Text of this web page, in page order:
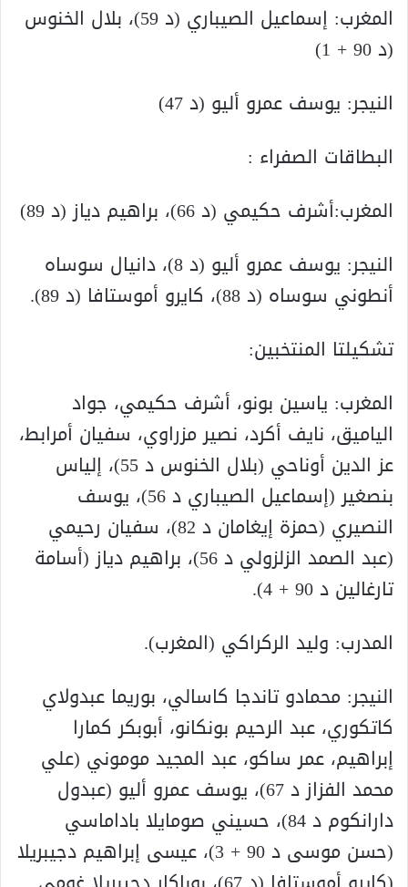
المغرب: إسماعيل الصيباري (د 59)، بلال الخنوس
(د 90 + 1)
النيجر: يوسف عمرو أليو (د 47)
البطاقات الصفراء :
المغرب:أشرف حكيمي (د 66)، براهيم دياز (د 89)
النيجر: يوسف عمرو أليو (د 8)، دانيال سوساه
أنطوني سوساه (د 88)، كايرو أموستافا (د 89).
تشكيلتا المنتخبين:
المغرب: ياسين بونو، أشرف حكيمي، جواد
الياميق، نايف أكرد، نصير مزراوي، سفيان أمرابط،
عز الدين أوناحي (بلال الخنوس د 55)، إلياس
بنصغير (إسماعيل الصيباري د 56)، يوسف
النصيري (حمزة إيغامان د 82)، سفيان رحيمي
(عبد الصمد الزلزولي د 56)، براهيم دياز (أسامة
تارغالين د 90 + 4).
المدرب: وليد الركراكي (المغرب).
النيجر: محمادو تاندجا كاسالي، بوريما عبدولاي
كاتكوري، عبد الرحيم بونكانو، أبوبكر كمارا
إبراهيم، عمر ساكو، عبد المجيد موموني (علي
محمد الفزاز د 67)، يوسف عمرو أليو (عبدول
دارانكوم د 84)، حسيني صومايلا باداماسي
(حسن موسى د 90 + 3)، عيسى إبراهيم دجيبريلا